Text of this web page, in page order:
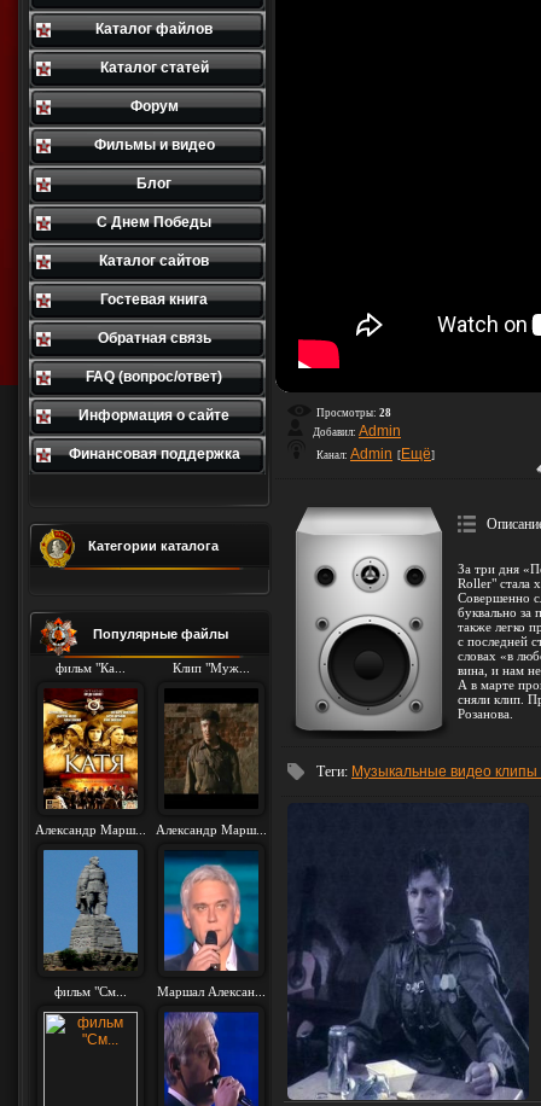
Каталог файлов
Каталог статей
Форум
Фильмы и видео
Блог
С Днем Победы
Каталог сайтов
Гостевая книга
Обратная связь
FAQ (вопрос/ответ)
Информация о сайте
Финансовая поддержка
Категории каталога
Популярные файлы
фильм "Ка... Клип "Муж...
Александр Марш... Александр Марш...
фильм "См... Маршал Алексан...
Просмотры: 28
Добавил: Admin
Канал: Admin [ Ещё]
За три дня
Roller" стала
Совершенно
буквально за
также легко
с последней
словах «в
вина, и нам
А в марте
сняли клип.
Розанова.
Теги: Музыкальные видео